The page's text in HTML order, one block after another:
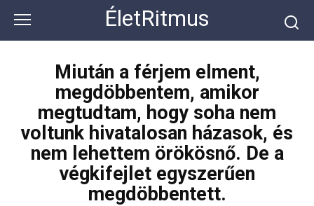
контенту
ÉletRitmus
Miután a férjem elment,
megdöbbentem, amikor
megtudtam, hogy soha nem
voltunk hivatalosan házasok, és
nem lehettem örökösnő. De a
végkifejlet egyszerűen
megdöbbentett.